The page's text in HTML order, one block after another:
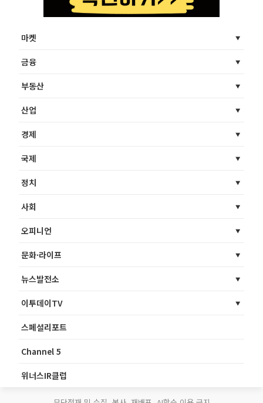
마켓
금융
부동산
산업
경제
국제
정치
사회
오피니언
문화·라이프
뉴스발전소
이투데이TV
스페셜리포트
Channel 5
위너스IR클럽